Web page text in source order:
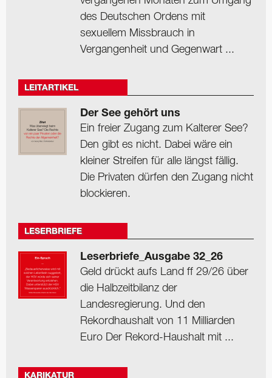
des Deutschen Ordens mit
sexuellem Missbrauch in
Vergangenheit und Gegenwart ...
LEITARTIKEL
Der See gehört uns
Ein freier Zugang zum Kalterer See?
Den gibt es nicht. Dabei wäre ein
kleiner Streifen für alle längst fällig.
Die Privaten dürfen den Zugang nicht
blockieren.
LESERBRIEFE
Leserbriefe_Ausgabe 32_26
Geld drückt aufs Land ff 29/26 über
die Halbzeitbilanz der
Landesregierung. Und den
Rekordhaushalt von 11 Milliarden
Euro Der Rekord-Haushalt mit ...
KARIKATUR